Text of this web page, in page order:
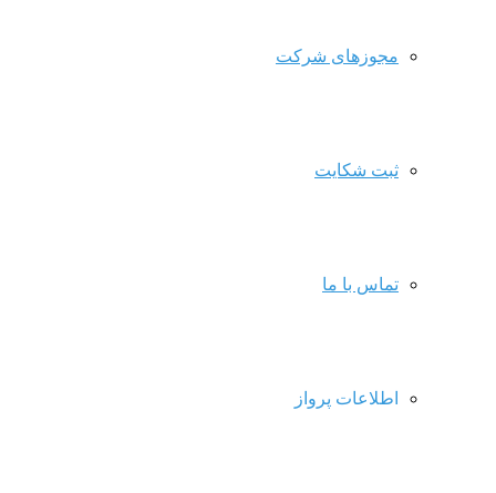
مجوزهای شرکت
ثبت شکایت
تماس با ما
اطلاعات پرواز